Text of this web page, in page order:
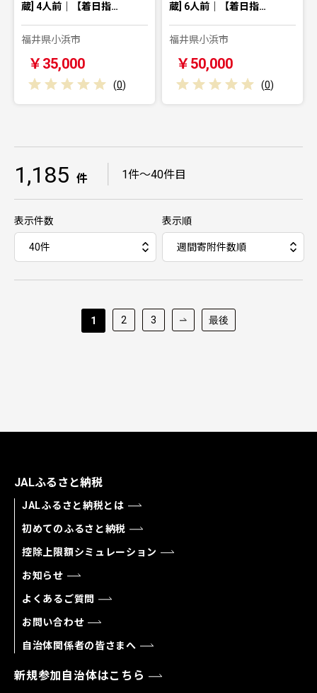
蔵] 4人前｜【着日指…
福井県小浜市
￥35,000
(0)
蔵] 6人前｜【着日指…
福井県小浜市
￥50,000
(0)
1,185 件 1件～40件目
表示件数 表示順
1 2 3 最後
JALふるさと納税
JALふるさと納税とは
初めてのふるさと納税
控除上限額シミュレーション
お知らせ
よくあるご質問
お問い合わせ
自治体関係者の皆さまへ
新規参加自治体はこちら